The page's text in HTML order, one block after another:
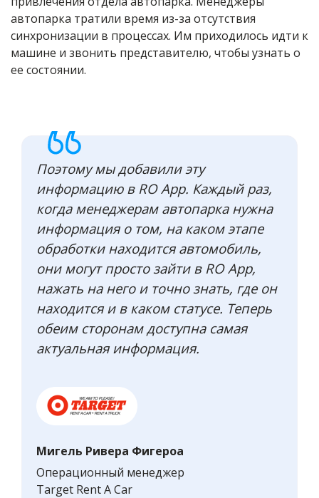
автопарка тратили время из-за отсутствия
синхронизации в процессах. Им приходилось идти к
машине и звонить представителю, чтобы узнать о
ее состоянии.
Поэтому мы добавили эту
информацию в RO App. Каждый раз,
когда менеджерам автопарка нужна
информация о том, на каком этапе
обработки находится автомобиль,
они могут просто зайти в RO App,
нажать на него и точно знать, где он
находится и в каком статусе. Теперь
обеим сторонам доступна самая
актуальная информация.
Мигель Ривера Фигероа
Операционный менеджер
Target Rent A Car